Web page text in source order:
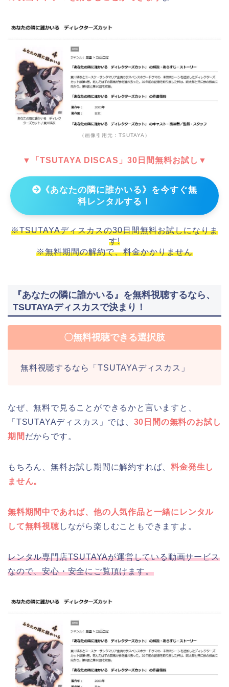
（画像引用元：TSUTAYA）
▼「TSUTAYA DISCAS」30日間無料お試し▼
《あなたの隣に誰かいる》を今すぐ無
料レンタルする！
※TSUTAYAディスカスの30日間無料お試しになりま
す!
※無料期間の解約で、料金かかりません
『あなたの隣に誰かいる』を無料視聴するなら、
TSUTAYAディスカスで決まり！
〇無料視聴できる選択肢
無料視聴するなら「TSUTAYAディスカス」
なぜ、無料で見ることができるかと言いますと、
「TSUTAYAディスカス」では、 30日間の無料のお試し
期間 だからです。
もちろん、無料お試し期間に解約すれば、料金発生し
ません。
無料期間中であれば、他の人気作品と一緒にレンタル
して無料視聴 しながら楽しむこともできますよ。
レンタル専門店TSUTAYAが運営している動画サービス
なので、安心・安全にご覧頂けます。